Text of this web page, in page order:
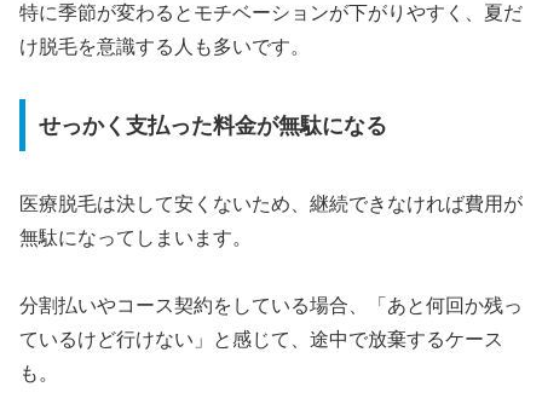
特に季節が変わるとモチベーションが下がりやすく、夏だ
け脱毛を意識する人も多いです。
せっかく支払った料金が無駄になる
医療脱毛は決して安くないため、継続できなければ費用が
無駄になってしまいます。
分割払いやコース契約をしている場合、「あと何回か残っ
ているけど行けない」と感じて、途中で放棄するケース
も。